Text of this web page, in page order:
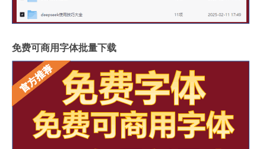
免费可商用字体批量下载